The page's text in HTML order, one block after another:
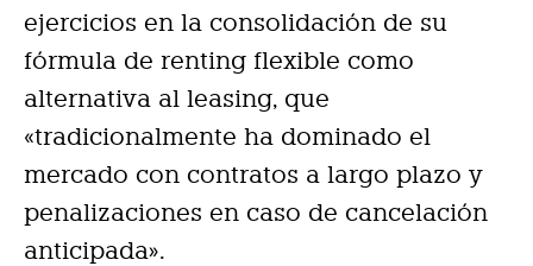
ejercicios en la consolidación de su
fórmula de renting flexible como
alternativa al leasing, que
«tradicionalmente ha dominado el
mercado con contratos a largo plazo y
penalizaciones en caso de cancelación
anticipada».